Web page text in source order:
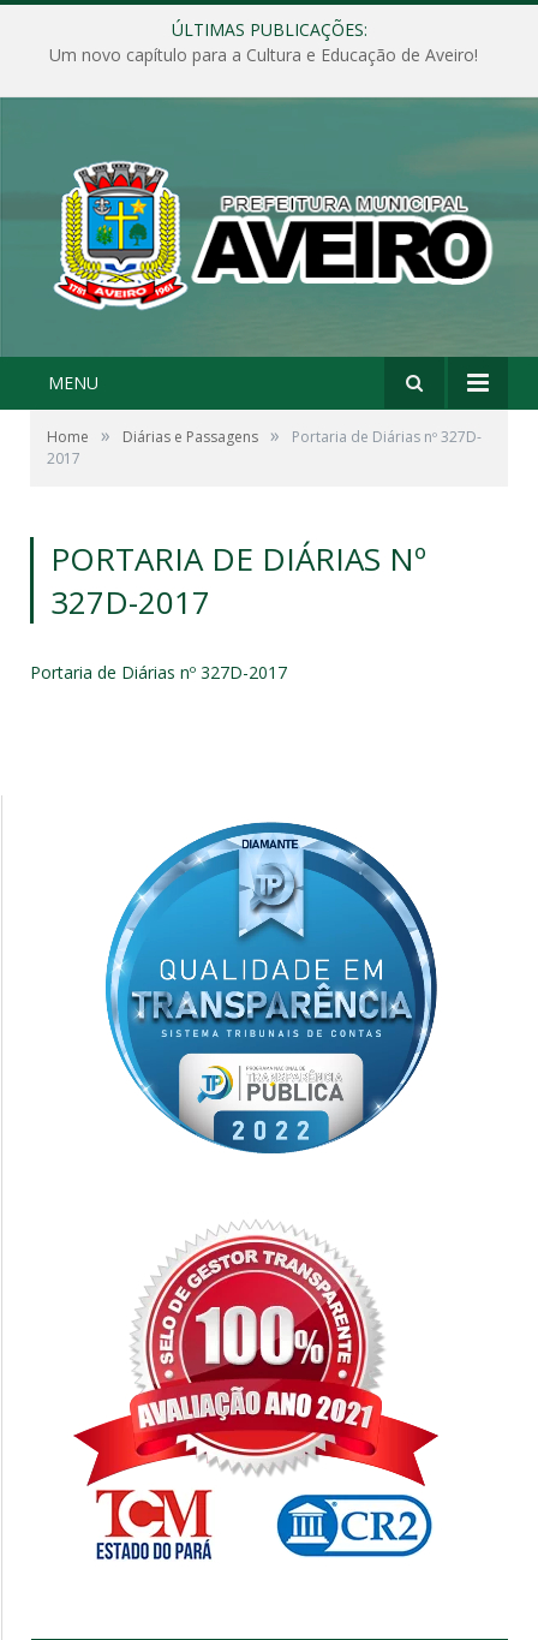
ÚLTIMAS PUBLICAÇÕES:
Um novo capítulo para a Cultura e Educação de Aveiro!
MENU
Home » Diárias e Passagens »
Portaria de Diárias nº 327D-
2017
PORTARIA DE DIÁRIAS Nº
327D-2017
Portaria de Diárias nº 327D-2017